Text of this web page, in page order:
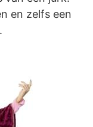
en zelfs een